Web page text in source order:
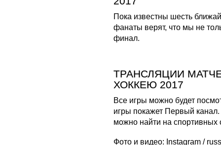
Пока известны шесть
фанаты верят, что мы не
финал.
ТРАНСЛЯЦИИ
ХОККЕЮ 2017
Все игры можно будет
игры покажет Первый
можно найти на спортивных
Фото и видео: Instagram /